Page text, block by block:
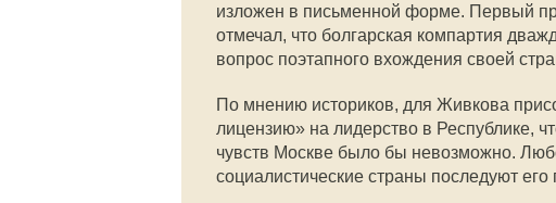
изложен в письменной форме. Первый
отмечал, что болгарская компартия
вопрос поэтапного вхождения своей
По мнению историков, для Живкова
лицензию» на лидерство в Республике,
чувств Москве было бы невозможно.
социалистические страны последуют его